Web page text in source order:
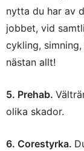
nytta du har av
jobbet, vid
cykling,
nästan allt!
5. Prehab.
olika skador.
6. Corestyrka.